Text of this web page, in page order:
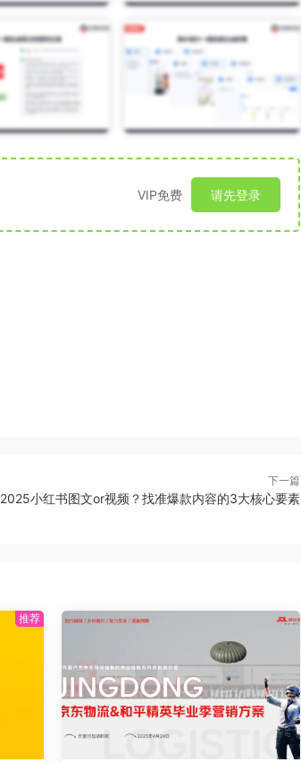
VIP免费 请先登录
下一篇
2025小红书图文or视频？找准爆款内容的3大核心要素